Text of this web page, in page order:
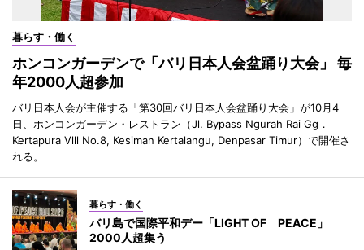
暮らす・働く
ホンコンガーデンで「バリ日本人会盆踊り大会」 毎
年2000人超参加
バリ日本人会が主催する「第30回バリ日本人会盆踊り大会」が10月4
日、ホンコンガーデン・レストラン（Jl. Bypass Ngurah Rai Gg．
Kertapura Vlll No.8, Kesiman Kertalangu, Denpasar Timur）で開催さ
れる。
暮らす・働く
バリ島で国際平和デー「LIGHT OF PEACE」
2000人超集う